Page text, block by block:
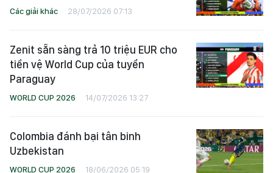
Các giải khác 28/07/2026 07:13
Zenit sẵn sàng trả 10 triệu EUR cho
tiền vệ World Cup của tuyển
Paraguay
WORLD CUP 2026 14/07/2026 13:27
Colombia đánh bại tân binh
Uzbekistan
WORLD CUP 2026 18/06/2026 05:19